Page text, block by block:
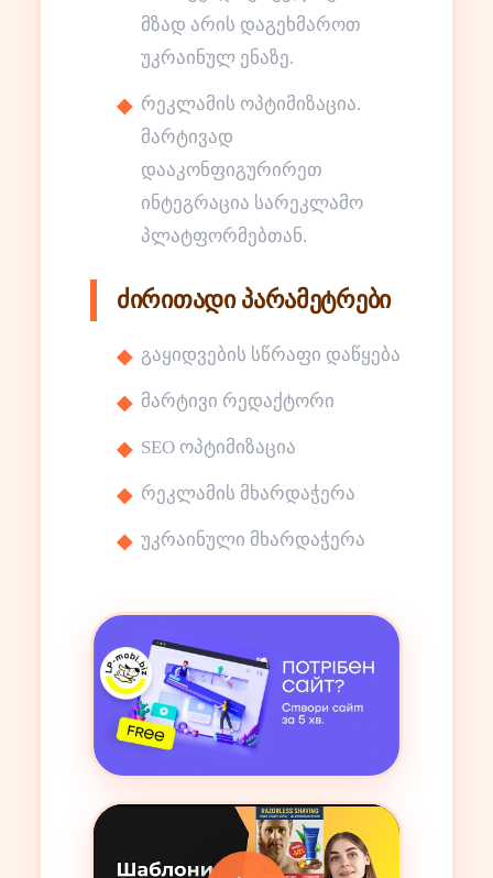
მზად არის დაგეხმაროთ
უკრაინულ ენაზე.
რეკლამის ოპტიმიზაცია.
მარტივად
დააკონფიგურირეთ
ინტეგრაცია სარეკლამო
პლატფორმებთან.
ძირითადი პარამეტრები
გაყიდვების სწრაფი დაწყება
მარტივი რედაქტორი
SEO ოპტიმიზაცია
რეკლამის მხარდაჭერა
უკრაინული მხარდაჭერა